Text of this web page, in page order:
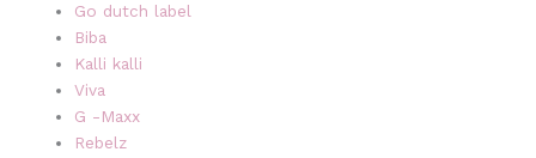
Go dutch label
Biba
Kalli kalli
Viva
G -Maxx
Rebelz